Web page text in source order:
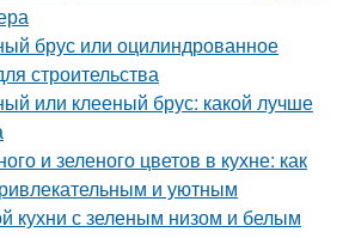
брус или оцилиндрованное
строительства
или клееный брус: какой лучше
и зеленого цветов в кухне: как
и уютным
кухни с зеленым низом и белым